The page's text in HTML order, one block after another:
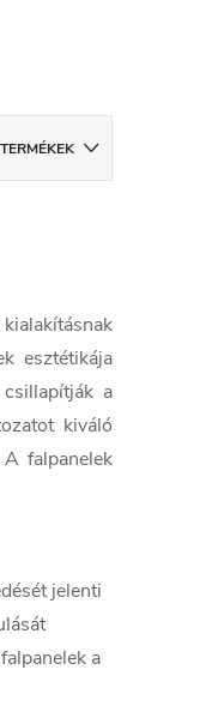
esztétikája
a
kiváló
falpanelek
jelenti
a